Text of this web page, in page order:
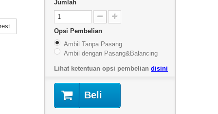
Jumlah
Opsi Pembelian
Ambil Tanpa Pasang
Ambil dengan Pasang&Balancing
Lihat ketentuan opsi pembelian disini
Beli